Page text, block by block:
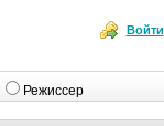
Войти
Режиссер